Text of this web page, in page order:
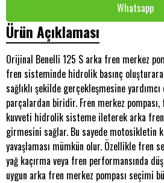
Whatsapp
Ürün Açıklaması
Orijinal Benelli 125 S arka fren merkez
fren sisteminde hidrolik basınç
sağlıklı şekilde gerçekleşmesine
parçalardan biridir. Fren merkez pompası,
kuvveti hidrolik sisteme ileterek arka
girmesini sağlar. Bu sayede motosikletin
yavaşlaması mümkün olur. Özellikle fren
yağ kaçırma veya fren performansında
uygun arka fren merkez pompası seçimi